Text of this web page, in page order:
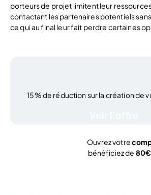
porteurs de projet limitent leur
contactant les partenaires potentiels
ce qui au final leur fait perdre certaines
15% de réduction sur la création de
Ouvrez votre
bénéficiez de